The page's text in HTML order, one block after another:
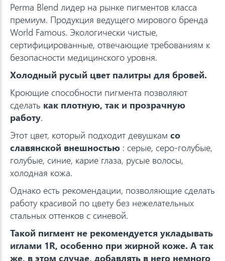
Perma Blend лидер на рынке пигментов класса
премиум. Продукция ведущего мирового бренда
World Famous. Экологически чистые,
сертифицированные, отвечающие требованиям к
безопасности медицинского уровня.
Холодный русый цвет палитры для бровей.
Кроющие способности пигмента позволяют
сделать как плотную, так и прозрачную
работу.
Этот цвет, который подходит девушкам со
славянской внешностью : серые, серо-голубые,
голубые, синие, карие глаза, русые волосы,
холодная кожа.
Однако есть рекомендации, позволяющие сделать
работу красивой по цвету без нежелательных
стальных оттенков с синевой.
Такой пигмент не рекомендуется укладывать
иглами 1R, особенно при жирной коже. А так
же, в этом случае, добавлять в него немного